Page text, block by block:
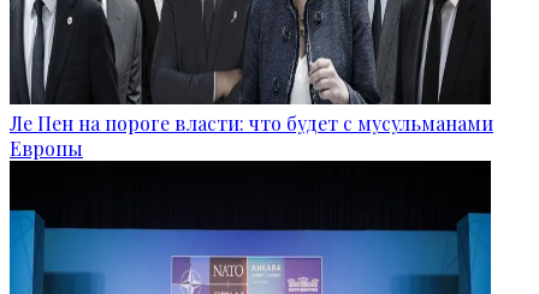
Ле Пен на пороге власти: что будет с мусульманами
Европы